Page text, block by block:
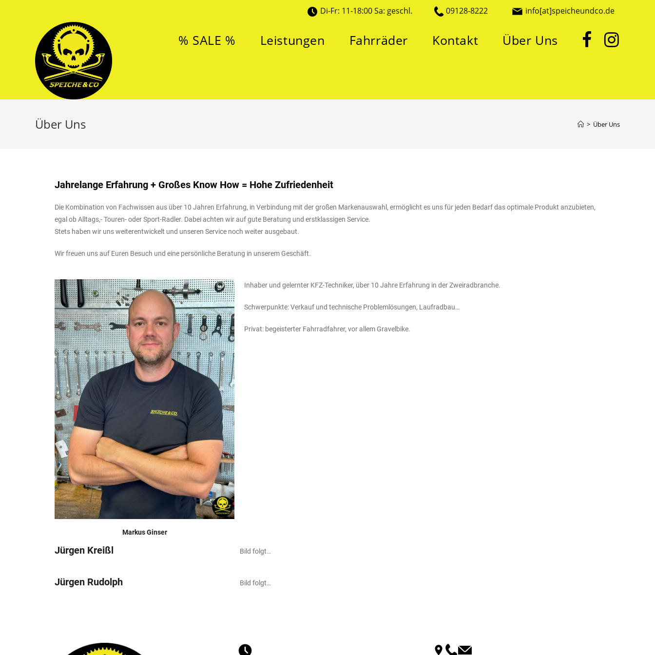
Di-Fr: 11-18:00 Sa: geschl. 09128-8222 info[at]speicheundco.de
% SALE % Leistungen Fahrräder Kontakt Über Uns
Über Uns > Über Uns
Jahrelange Erfahrung + Großes Know How = Hohe Zufriedenheit
Die Kombination von Fachwissen aus über 10 Jahren Erfahrung, in Verbindung mit der großen Markenauswahl, ermöglicht es uns für jeden Bedarf das optimale Produkt anzubieten,
egal ob Alltags,- Touren- oder Sport-Radler. Dabei achten wir auf gute Beratung und erstklassigen Service.
Stets haben wir uns weiterentwickelt und unseren Service noch weiter ausgebaut.
Wir freuen uns auf Euren Besuch und eine persönliche Beratung in unserem Geschäft.
Markus Ginser
Inhaber und gelernter KFZ-Techniker, über 10 Jahre Erfahrung in der Zweiradbranche.
Schwerpunkte: Verkauf und technische Problemlösungen, Laufradbau…
Privat: begeisterter Fahrradfahrer, vor allem Gravelbike.
Jürgen Kreißl Bild folgt…
Jürgen Rudolph Bild folgt…